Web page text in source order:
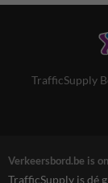
TrafficSupply
Verkeersbord.be is
TrafficSupply is dé